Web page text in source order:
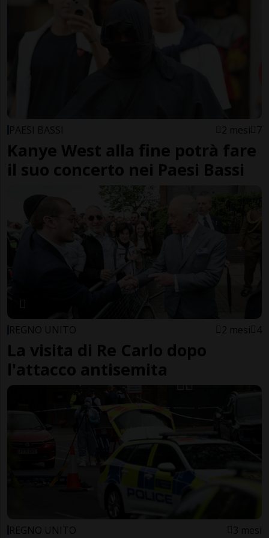
PAESI BASSI 2 mesi 7
Kanye West alla fine potrà fare
il suo concerto nei Paesi Bassi
REGNO UNITO 2 mesi 4
La visita di Re Carlo dopo
l'attacco antisemita
REGNO UNITO 3 mesi